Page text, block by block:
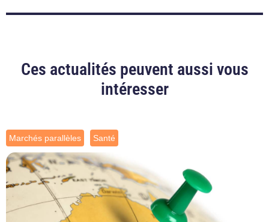
Ces actualités peuvent aussi vous
intéresser
Marchés parallèles Santé